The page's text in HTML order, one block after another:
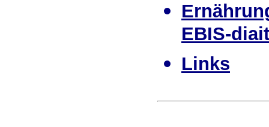
EBIS-
Links